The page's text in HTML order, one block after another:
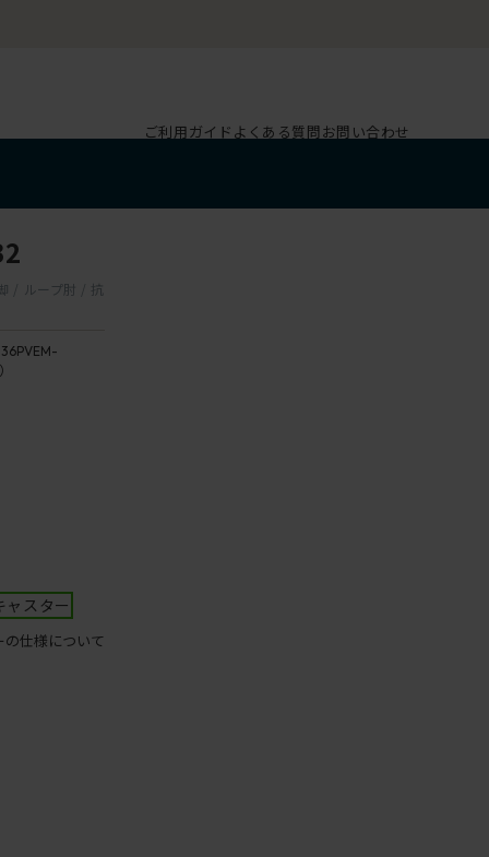
ご利用ガイド よくある質問お問い合わせ
/ ループ肘 / 抗
ャスター
の仕様について